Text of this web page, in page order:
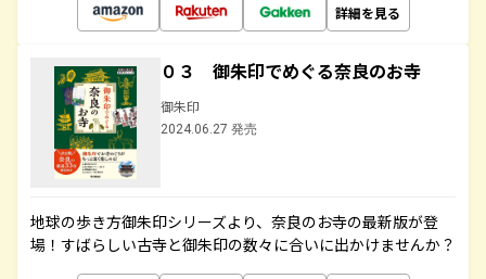
詳細を見る
０３ 御朱印でめぐる奈良のお寺
御朱印
2024.06.27 発売
地球の歩き方御朱印シリーズより、奈良のお寺の最新版が登
場！すばらしい古寺と御朱印の数々に合いに出かけませんか？